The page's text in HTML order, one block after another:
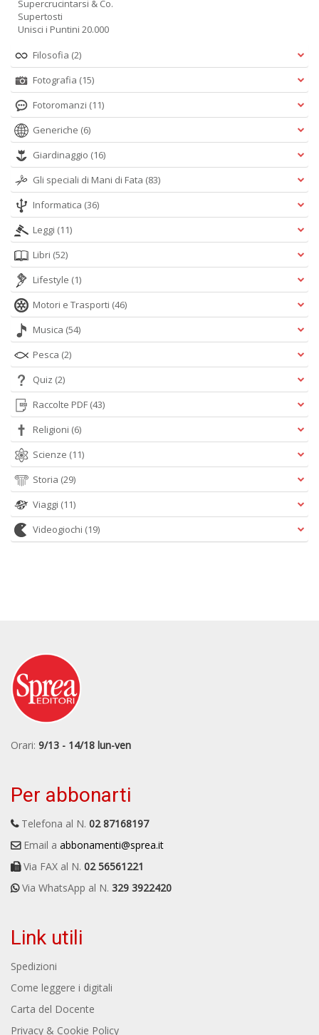
Supercrucintarsi & Co.
Supertosti
Unisci i Puntini 20.000
Filosofia (2)
Fotografia (15)
Fotoromanzi (11)
Generiche (6)
Giardinaggio (16)
Gli speciali di Mani di Fata (83)
Informatica (36)
Leggi (11)
Libri (52)
Lifestyle (1)
Motori e Trasporti (46)
Musica (54)
Pesca (2)
Quiz (2)
Raccolte PDF (43)
Religioni (6)
Scienze (11)
Storia (29)
Viaggi (11)
Videogiochi (19)
Orari: 9/13 - 14/18 lun-ven
Per abbonarti
Telefona al N. 02 87168197
Email a abbonamenti@sprea.it
Via FAX al N. 02 56561221
Via WhatsApp al N. 329 3922420
Link utili
Spedizioni
Come leggere i digitali
Carta del Docente
Privacy & Cookie Policy